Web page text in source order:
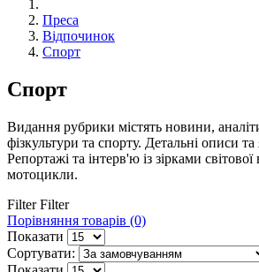
Преса
Відпочинок
Спорт
Спорт
Видання рубрики містять новини,
фізкультури та спорту. Детальні описи
Репортажі та інтерв'ю із зірками
мотоцикли.
Filter Filter
Порівняння товарів (0)
Показати
Сортувати: